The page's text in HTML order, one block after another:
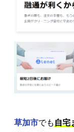
草加市でも 自宅